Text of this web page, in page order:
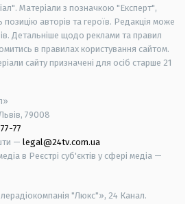
Матеріали з позначкою "Експерт",
авторів та героїв. Редакція може
Детальніше щодо реклами та правил
в правилах користування сайтом.
сайту призначені для осіб старше 21
79008
77
— legal@24tv.com.ua
в Реєстрі суб'єктів у сфері медіа —
"Люкс"», 24 Канал.